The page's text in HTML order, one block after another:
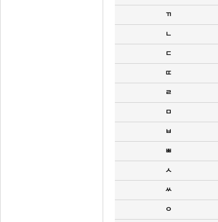
ㄲ
ㄴ
ㄷ
ㄸ
ㄹ
ㅁ
ㅂ
ㅃ
ㅅ
ㅆ
ㅇ